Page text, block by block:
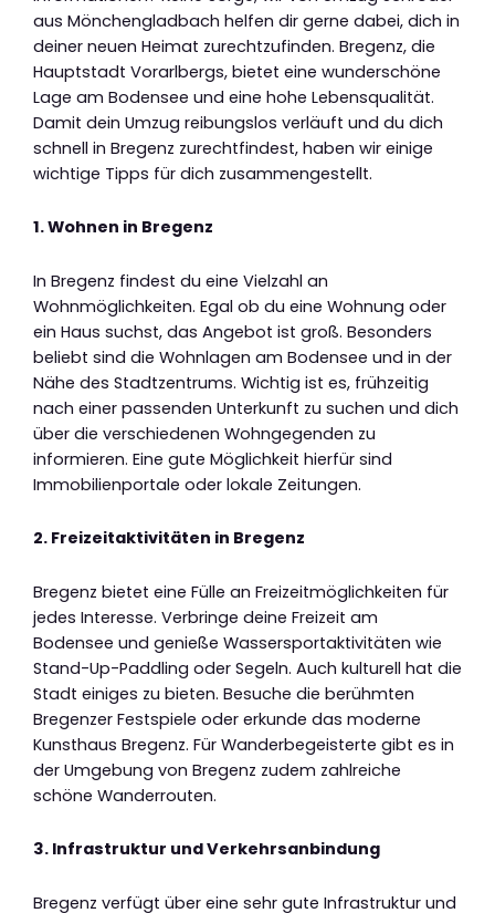
aus Mönchengladbach helfen dir gerne dabei, dich in
deiner neuen Heimat zurechtzufinden. Bregenz, die
Hauptstadt Vorarlbergs, bietet eine wunderschöne
Lage am Bodensee und eine hohe Lebensqualität.
Damit dein Umzug reibungslos verläuft und du dich
schnell in Bregenz zurechtfindest, haben wir einige
wichtige Tipps für dich zusammengestellt.
1. Wohnen in Bregenz
In Bregenz findest du eine Vielzahl an
Wohnmöglichkeiten. Egal ob du eine Wohnung oder
ein Haus suchst, das Angebot ist groß. Besonders
beliebt sind die Wohnlagen am Bodensee und in der
Nähe des Stadtzentrums. Wichtig ist es, frühzeitig
nach einer passenden Unterkunft zu suchen und dich
über die verschiedenen Wohngegenden zu
informieren. Eine gute Möglichkeit hierfür sind
Immobilienportale oder lokale Zeitungen.
2. Freizeitaktivitäten in Bregenz
Bregenz bietet eine Fülle an Freizeitmöglichkeiten für
jedes Interesse. Verbringe deine Freizeit am
Bodensee und genieße Wassersportaktivitäten wie
Stand-Up-Paddling oder Segeln. Auch kulturell hat die
Stadt einiges zu bieten. Besuche die berühmten
Bregenzer Festspiele oder erkunde das moderne
Kunsthaus Bregenz. Für Wanderbegeisterte gibt es in
der Umgebung von Bregenz zudem zahlreiche
schöne Wanderrouten.
3. Infrastruktur und Verkehrsanbindung
Bregenz verfügt über eine sehr gute Infrastruktur und